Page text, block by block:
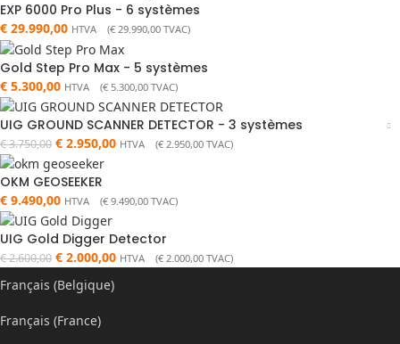
EXP 6000 Pro Plus - 6 systèmes
€ 29.990,00 HTVA (€ 29.990,00 TVAC)
Gold Step Pro Max - 5 systèmes
€ 5.300,00 HTVA (€ 5.300,00 TVAC)
UIG GROUND SCANNER DETECTOR - 3 systèmes
€3.750,00 € 2.950,00 HTVA (€ 2.950,00 TVAC)
OKM GEOSEEKER
€ 9.490,00 HTVA (€ 9.490,00 TVAC)
UIG Gold Digger Detector
€2.600,00 € 2.000,00 HTVA (€ 2.000,00 TVAC)
Français (Belgique)
Français (France)